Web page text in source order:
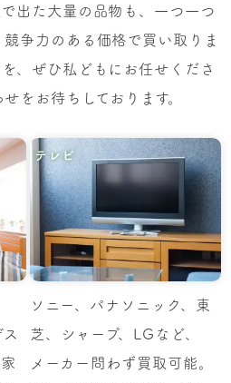
出た大量の品物も、一つ一つ
争力のある価格で買い取りま
、ぜひ私どもにお任せくださ
をお待ちしております。
テレビ
ソニー、パナソニック、東
芝、シャープ、LGなど、
メーカー問わず買取可能。